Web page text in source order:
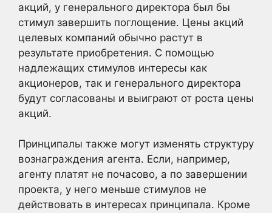
акций, у генерального директора был бы
стимул завершить поглощение. Цены акций
целевых компаний обычно растут в
результате приобретения. С помощью
надлежащих стимулов интересы как
акционеров, так и генерального директора
будут согласованы и выиграют от роста цены
акций.
Принципалы также могут изменять структуру
вознаграждения агента. Если, например,
агенту платят не почасово, а по завершении
проекта, у него меньше стимулов не
действовать в интересах принципала. Кроме